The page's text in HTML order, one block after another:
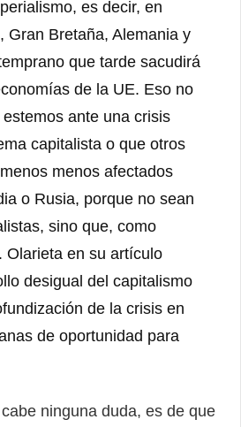
es decir, en
Gran Bretaña, Alemania y
que tarde sacudirá
de la UE. Eso no
ante una crisis
capitalista o que otros
menos afectados
o Rusia, porque no sean
sino que, como
Olarieta en su artículo
desigual del capitalismo
de la crisis en
de oportunidad para
ninguna duda, es de que